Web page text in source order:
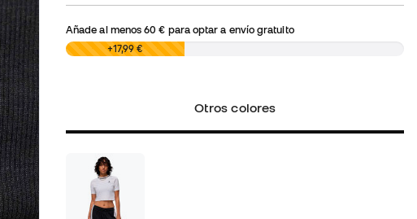
Añade al menos60 € para optar a envío gratuito
0,00 € +17,99 €
Otros colores